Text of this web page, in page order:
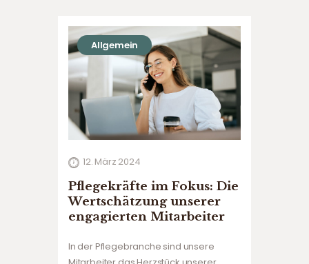
auftreten. Hier…
Allgemein
12. März 2024
Pflegekräfte im Fokus: Die
Wertschätzung unserer
engagierten Mitarbeiter
In der Pflegebranche sind unsere